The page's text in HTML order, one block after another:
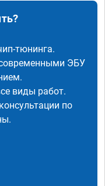
тюнинга.
ЭБУ
виды работ.
по